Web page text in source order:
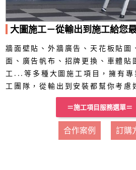
大圖施工－從輸出到施工給您
牆面壁貼、外牆廣告、天花板貼圖
面、廣告帆布、招牌更換、車體貼
工...等多種大圖施工項目，擁有專
工團隊，從輸出到安裝都幫你考慮
＝施工項目服務選單＝
貼圖施工
帆布施工
招牌施工
車體貼圖施工
其他項目
吊車費用
鷹架費用
車資費用
合作案例 訂購